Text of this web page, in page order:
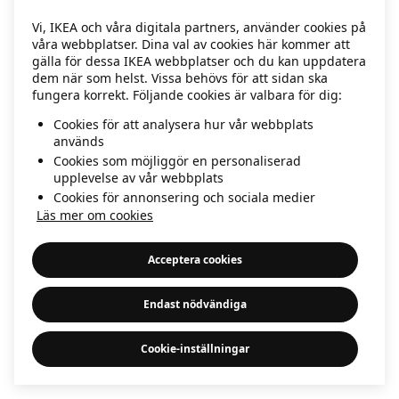
information)
Vi, IKEA och våra digitala partners, använder cookies på
våra webbplatser. Dina val av cookies här kommer att
gälla för dessa IKEA webbplatser och du kan uppdatera
dem när som helst. Vissa behövs för att sidan ska
fungera korrekt. Följande cookies är valbara för dig:
Cookies för att analysera hur vår webbplats
används
Cookies som möjliggör en personaliserad
upplevelse av vår webbplats
Cookies för annonsering och sociala medier
Läs mer om cookies
Acceptera cookies
Endast nödvändiga
Cookie-inställningar